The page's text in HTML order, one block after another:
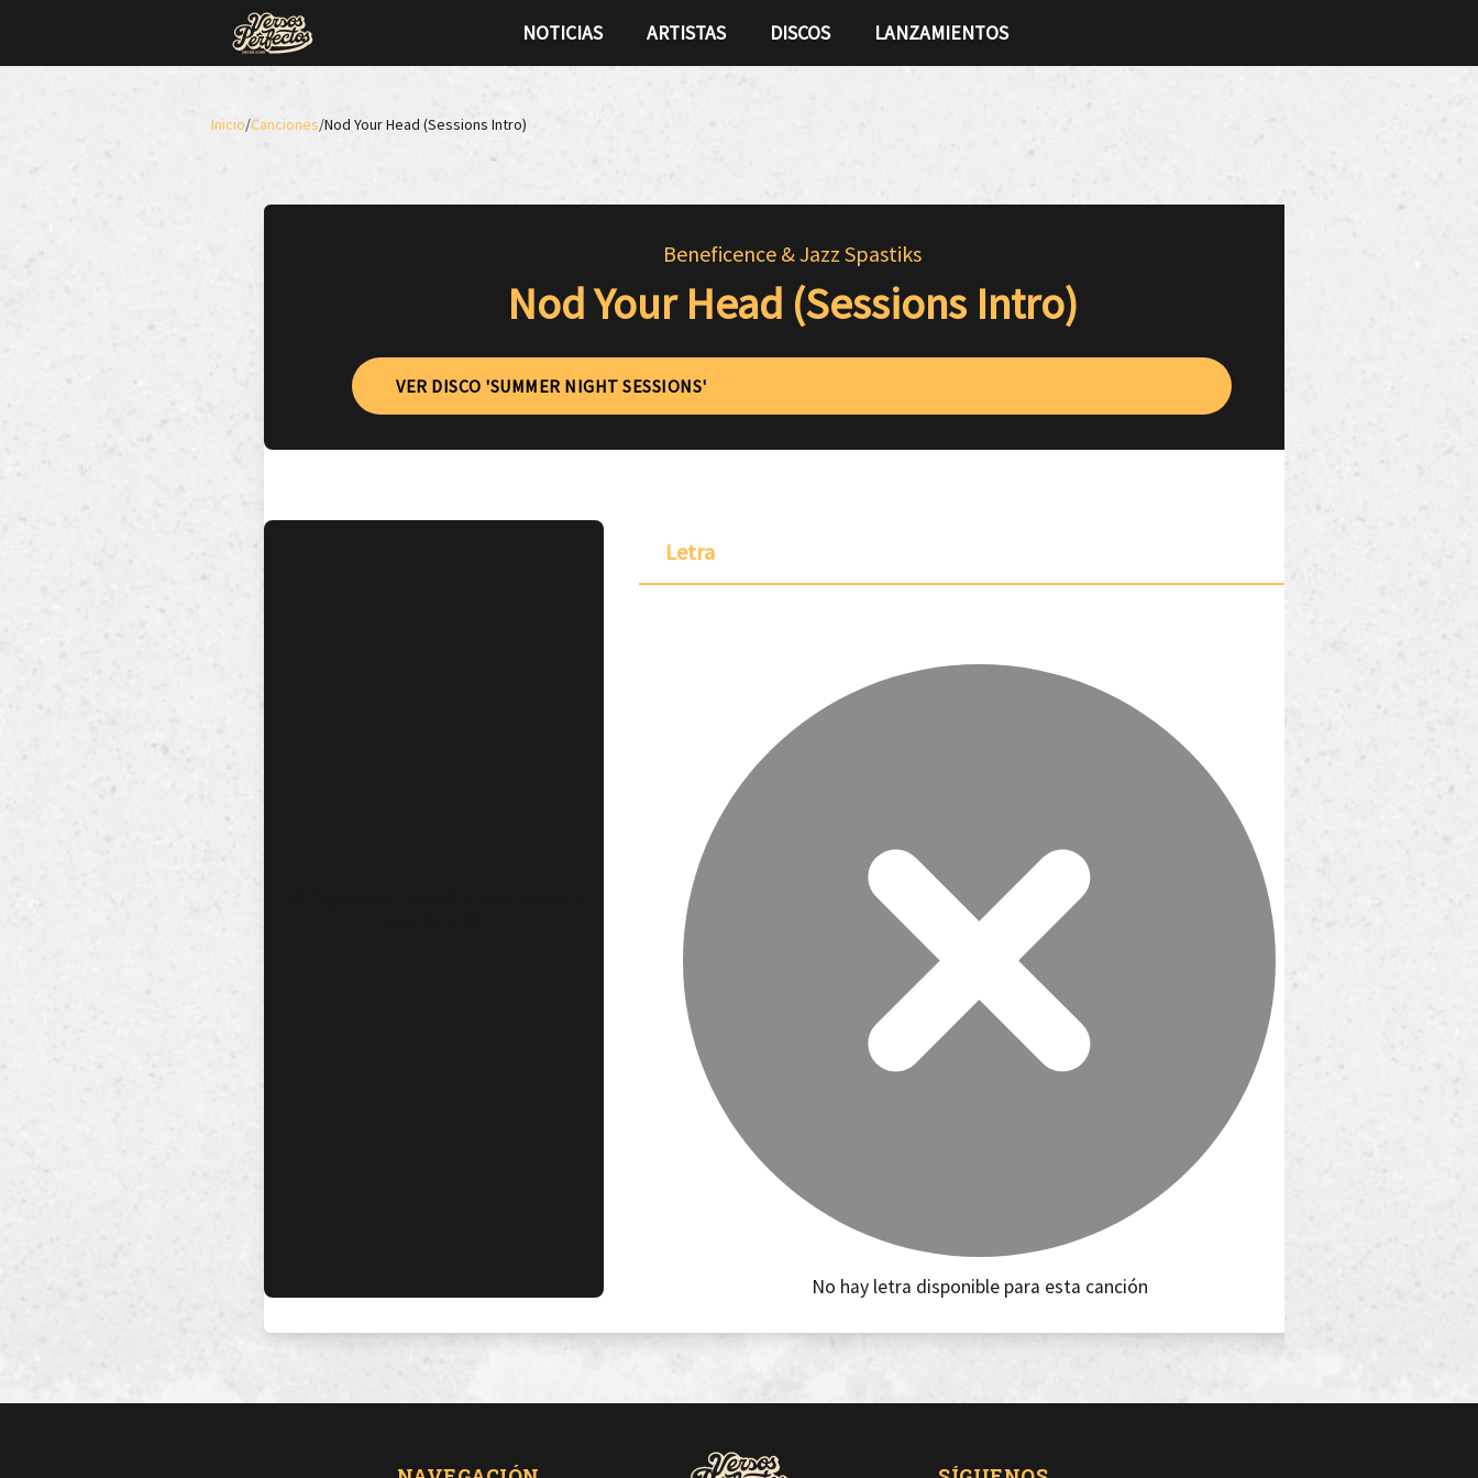
NOTICIAS ARTISTAS DISCOS LANZAMIENTOS
Inicio/Canciones/Nod Your Head (Sessions Intro)
Beneficence & Jazz Spastiks
Nod Your Head (Sessions Intro)
VER DISCO 'SUMMER NIGHT SESSIONS'
Letra
No hay letra disponible para esta canción